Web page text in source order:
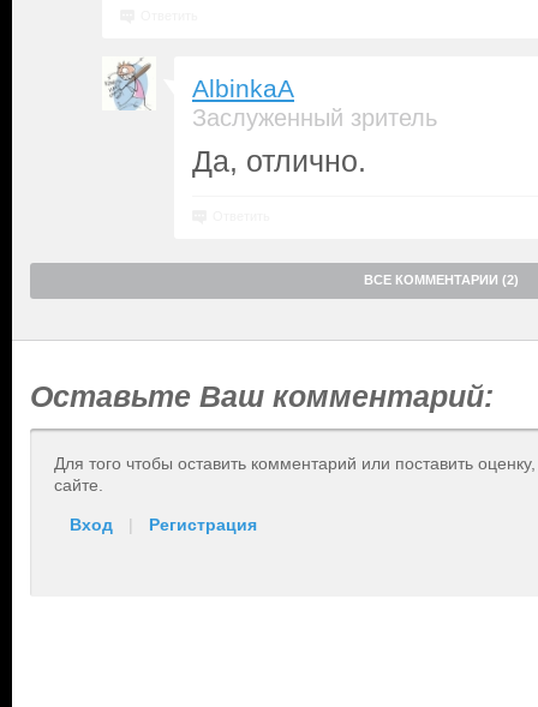
AlbinkaA
Заслуженный зритель
Да, отлично.
ВСЕ КОММЕНТАРИИ (2)
Оставьте Ваш комментарий:
Для того чтобы оставить комментарий или поставить
сайте.
Вход | Регистрация